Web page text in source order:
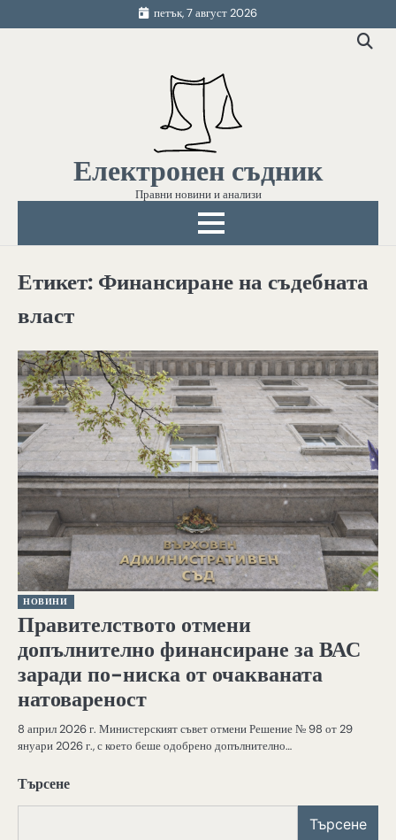
to
петък, 7 август 2026
Електронен съдник
Правни новини и анализи
Етикет: Финансиране на съдебната
власт
НОВИНИ
Правителството отмени
допълнително финансиране за ВАС
заради по-ниска от очакваната
натовареност
8 април 2026 г. Министерският съвет отмени Решение № 98 от 29
януари 2026 г., с което беше одобрено допълнително…
Търсене
Търсене